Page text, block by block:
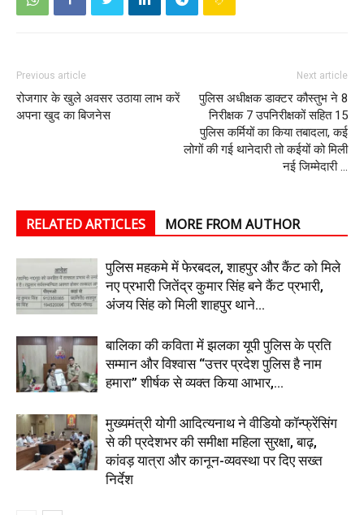
Previous article
रोजगार के खुले अवसर उठाया लाभ करें
अपना खुद का बिजनेस
Next article
पुलिस अधीक्षक डाक्टर कौस्तुभ ने 8
निरीक्षक 7 उपनिरीक्षकों सहित 15
पुलिस कर्मियों का किया तबादला, कई
लोगों की गई थानेदारी तो कईयों को मिली
नई जिम्मेदारी …
RELATED ARTICLES MORE FROM AUTHOR
पुलिस महकमे में फेरबदल, शाहपुर और कैंट को मिले
नए प्रभारी जितेंद्र कुमार सिंह बने कैंट प्रभारी,
अंजय सिंह को मिली शाहपुर थाने...
बालिका की कविता में झलका यूपी पुलिस के प्रति
सम्मान और विश्वास “उत्तर प्रदेश पुलिस है नाम
हमारा” शीर्षक से व्यक्त किया आभार,...
मुख्यमंत्री योगी आदित्यनाथ ने वीडियो कॉन्फ्रेंसिंग
से की प्रदेशभर की समीक्षा महिला सुरक्षा, बाढ़,
कांवड़ यात्रा और कानून-व्यवस्था पर दिए सख्त
निर्देश